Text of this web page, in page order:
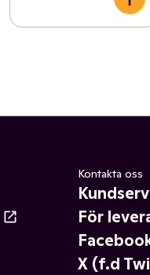
Kontakta oss
För
X (f.d